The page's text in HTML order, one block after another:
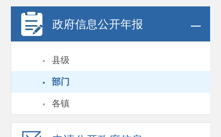
政府信息公开年报
· 县级
· 部门
· 各镇